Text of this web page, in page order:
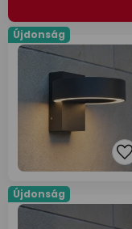
Újdonság
Újdonság